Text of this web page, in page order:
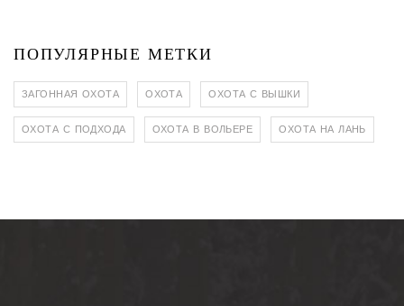
ПОПУЛЯРНЫЕ МЕТКИ
ЗАГОННАЯ ОХОТА ОХОТА ОХОТА С ВЫШКИ
ОХОТА С ПОДХОДА ОХОТА В ВОЛЬЕРЕ ОХОТА НА ЛАНЬ